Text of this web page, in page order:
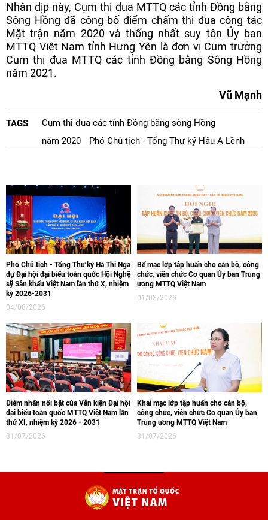
Nhân dịp này, Cụm thi đua MTTQ các tỉnh Đồng bằng
Sông Hồng đã công bố điểm chấm thi đua công tác
Mặt trận năm 2020 và thống nhất suy tôn Ủy ban
MTTQ Việt Nam tỉnh Hưng Yên là đơn vị Cụm trưởng
Cụm thi đua MTTQ các tỉnh Đồng bằng Sông Hồng
năm 2021.
Vũ Mạnh
TAGS
Cụm thi đua các tỉnh Đồng bằng sông Hồng
năm 2020
Phó Chủ tịch - Tổng Thư ký Hầu A Lềnh
Phó Chủ tịch - Tổng Thư ký Hà Thị Nga
dự Đại hội đại biểu toàn quốc Hội Nghệ
sỹ Sân khấu Việt Nam lần thứ X, nhiệm
kỳ 2026-2031
04/08/2026
Bế mạc lớp tập huấn cho cán bộ, công
chức, viên chức Cơ quan Ủy ban Trung
ương MTTQ Việt Nam
01/08/2026
Điểm nhấn nổi bật của Văn kiện Đại hội
đại biểu toàn quốc MTTQ Việt Nam lần
thứ XI, nhiệm kỳ 2026 - 2031
31/07/2026
Khai mạc lớp tập huấn cho cán bộ,
công chức, viên chức Cơ quan Ủy ban
Trung ương MTTQ Việt Nam
31/07/2026